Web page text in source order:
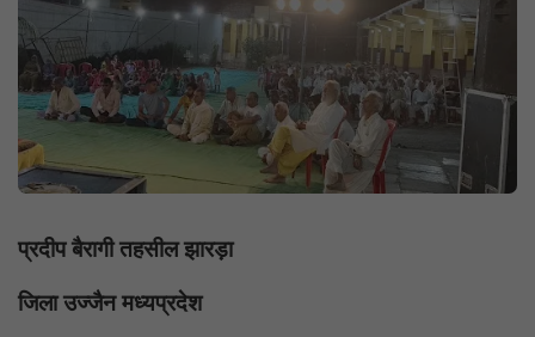
प्रदीप बैरागी तहसील झारड़ा
जिला उज्जैन मध्यप्रदेश